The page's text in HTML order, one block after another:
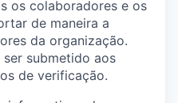
os colaboradores e os
de maneira a
da organização.
submetido aos
de verificação.